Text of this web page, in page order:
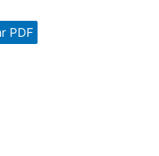
PDF